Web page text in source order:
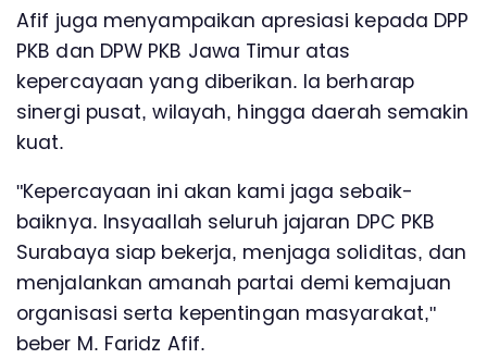
Afif juga menyampaikan apresiasi kepada DPP
PKB dan DPW PKB Jawa Timur atas
kepercayaan yang diberikan. Ia berharap
sinergi pusat, wilayah, hingga daerah semakin
kuat.
"Kepercayaan ini akan kami jaga sebaik-
baiknya. Insyaallah seluruh jajaran DPC PKB
Surabaya siap bekerja, menjaga soliditas, dan
menjalankan amanah partai demi kemajuan
organisasi serta kepentingan masyarakat,"
beber M. Faridz Afif.